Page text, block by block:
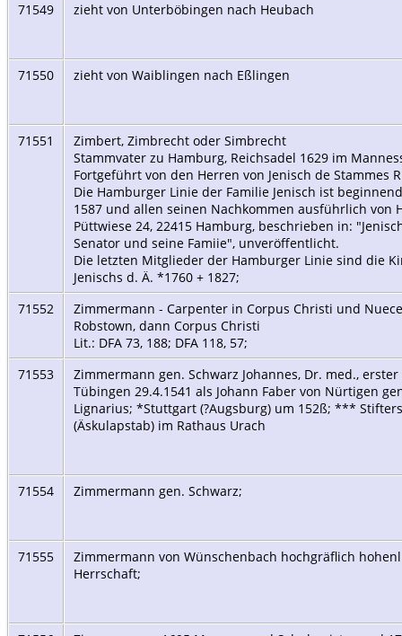
71549
zieht von Unterböbingen nach Heubach
71550 zieht von Waiblingen nach Eßlingen
71551
Zimbert, Zimbrecht oder Simbrecht
Stammvater zu Hamburg, Reichsadel 1629 im
Fortgeführt von den Herren von Jenisch de Stammes
Die Hamburger Linie der Familie Jenisch ist
1587 und allen seinen Nachkommen ausführlich von
Püttwiese 24, 22415 Hamburg, beschrieben in:
Senator und seine Famiie", unveröffentlicht.
Die letzten Mitglieder der Hamburger Linie sind die
Jenischs d. Ä. *1760 + 1827;
71552
Zimmermann - Carpenter in Corpus Christi und
Robstown, dann Corpus Christi
Lit.: DFA 73, 188; DFA 118, 57;
71553
Zimmermann gen. Schwarz Johannes, Dr. med.,
Tübingen 29.4.1541 als Johann Faber von Nürtigen
Lignarius; *Stuttgart (?Augsburg) um 152ß; ***
(Äskulapstab) im Rathaus Urach
71554 Zimmermann gen. Schwarz;
71555
Zimmermann von Wünschenbach hochgräflich
Herrschaft;